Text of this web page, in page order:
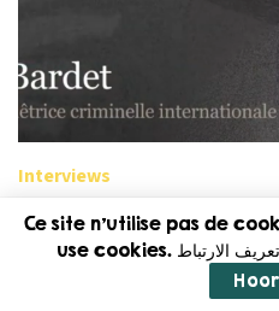
Interviews
Céline Bardet, juriste
a quasiment aucun
documentation des
Ce site n'utilise pas de